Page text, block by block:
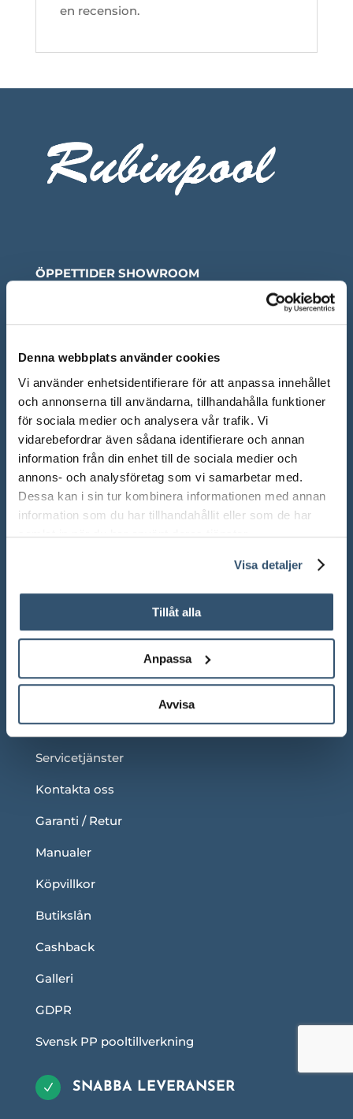
Denna webbplats använder cookies
Vi använder enhetsidentifierare för att anpassa innehållet
och annonserna till användarna, tillhandahålla funktioner
för sociala medier och analysera vår trafik. Vi
vidarebefordrar även sådana identifierare och annan
information från din enhet till de sociala medier och
annons- och analysföretag som vi samarbetar med.
Dessa kan i sin tur kombinera informationen med annan
information som du har tillhandahållit eller som de har
samlat in när du har använt deras tjänster.
Visa detaljer
Tillåt alla
Anpassa
Avvisa
en recension.
ÖPPETTIDER SHOWROOM
Sön: Stängt
Röda dagar: Stängt om inget annat anges
Adress: Ådalsvägen 271, 265 90 Åstorp
Under våra ordinarie öppettider
Blogg
Servicetjänster
Kontakta oss
Garanti / Retur
Manualer
Köpvillkor
Butikslån
Cashback
Galleri
GDPR
Svensk PP pooltillverkning
N SNABBA LEVERANSER